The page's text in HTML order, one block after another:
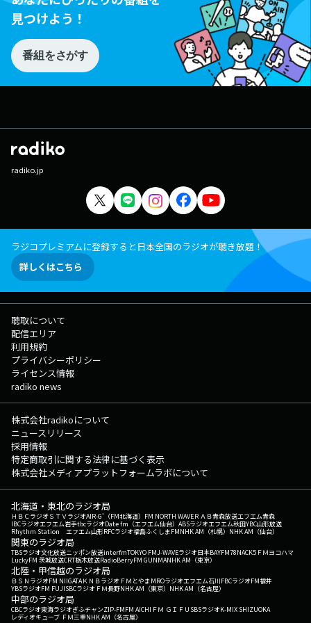
見つけよう！
番組をさがす
radiko.jp
ラジコプレミアムに登録すると日本全国のラジオが聴き放題！
詳しくはこちら
聴取について
配信エリア
利用規約
プライバシーポリシー
ライセンス情報
radiko news
株式会社radikoについて
ニュースリリース
採用情報
特定商取引に関する法律に基づく表示
株式会社メディアプラットフォームラボについて
北海道・東北のラジオ局
ＨＢＣラジオＳＴＶラジオAIR-G'（FM北海道） FM NORTH WAVEＲＡＢ青森放送エフエム青森
IBCラジオエフエム岩手tbcラジオDate fm（エフエム仙台） ABSラジオエフエム秋田YBC山形放送
Rhythm Station エフエム山形RFCラジオ福島ふくしまFMNHK AM（札幌） NHK AM（仙台）
関東のラジオ局
TBSラジオ文化放送ニッポン放送interfmTOKYO FMJ-WAVEラジオ日本BAYFM78NACK5 ＦＭヨコハマ
LuckyFM 茨城放送CRT栃木放送RadioBerryFM GUNMANHK AM（東京）
北陸・甲信越のラジオ局
ＢＳＮラジオFM NIIGATAＫＮＢラジオ ＦＭとやまMROラジオエフエム石川FBCラジオFM福井
YBSラジオFM FUJISBCラジオ ＦＭ長野NHK AM（東京） NHK AM（名古屋）
中部のラジオ局
CBCラジオ東海ラジオぎふチャンZIP-FMFM AICHI ＦＭ ＧＩＦＵ SBSラジオK-MIX SHIZUOKA
レディオキューブ ＦＭ三重NHK AM（名古屋）